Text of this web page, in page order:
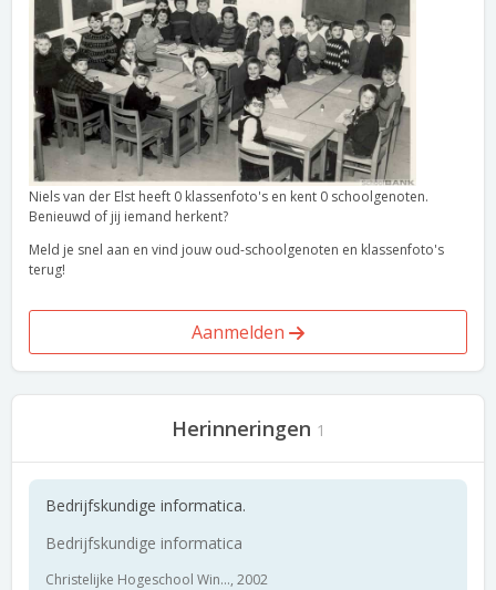
Niels van der Elst heeft 0 klassenfoto's en kent 0 schoolgenoten.
Benieuwd of jij iemand herkent?
Meld je snel aan en vind jouw oud-schoolgenoten en klassenfoto's
terug!
Aanmelden
Herinneringen 1
Bedrijfskundige informatica.
Bedrijfskundige informatica
Christelijke Hogeschool Win..., 2002